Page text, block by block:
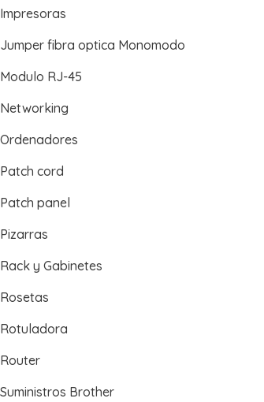
Impresoras
Jumper fibra optica Monomodo
Modulo RJ-45
Networking
Ordenadores
Patch cord
Patch panel
Pizarras
Rack y Gabinetes
Rosetas
Rotuladora
Router
Suministros Brother